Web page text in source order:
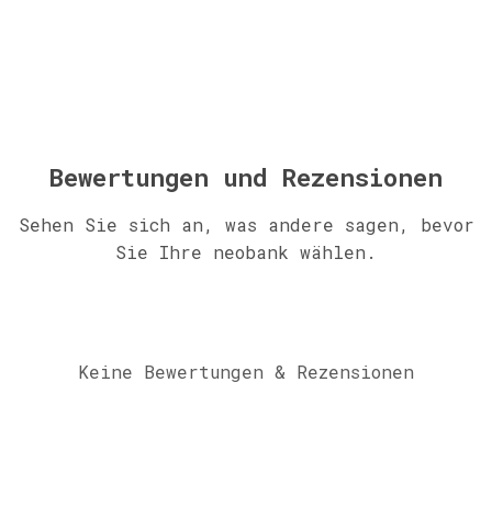
Bewertungen und Rezensionen
Sehen Sie sich an, was andere sagen, bevor
Sie Ihre neobank wählen.
Keine Bewertungen & Rezensionen